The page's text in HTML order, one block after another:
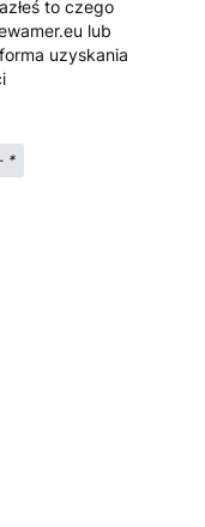
to czego
lub
uzyskania
*